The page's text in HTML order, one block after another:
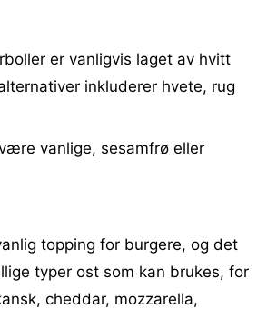
er vanligvis laget av hvitt
inkluderer hvete, rug
vanlige, sesamfrø eller
topping for burgere, og det
typer ost som kan brukes, for
cheddar, mozzarella,